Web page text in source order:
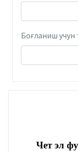
Боғланиш
Чет эл